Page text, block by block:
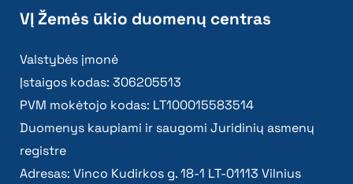
VĮ Žemės ūkio duomenų centras
Valstybės įmonė
Įstaigos kodas: 306205513
PVM mokėtojo kodas: LT100015583514
Duomenys kaupiami ir saugomi Juridinių asmenų
registre
Adresas: Vinco Kudirkos g. 18-1 LT-01113 Vilnius